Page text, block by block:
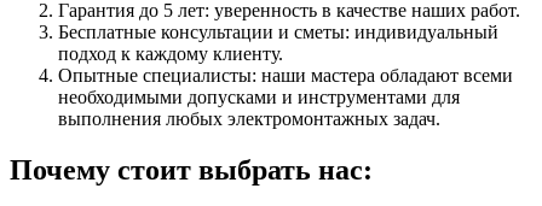
Гарантия до 5 лет: уверенность в качестве наших работ.
Бесплатные консультации и сметы: индивидуальный
подход к каждому клиенту.
Опытные специалисты: наши мастера обладают всеми
необходимыми допусками и инструментами для
выполнения любых электромонтажных задач.
Почему стоит выбрать нас: